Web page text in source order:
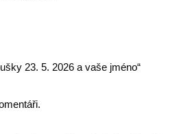
23. 5. 2026 a vaše jméno“